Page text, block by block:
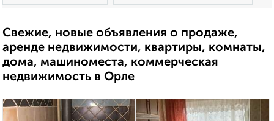
Свежие, новые объявления о продаже,
аренде недвижимости, квартиры, комнаты,
дома, машиноместа, коммерческая
недвижимость в Орле